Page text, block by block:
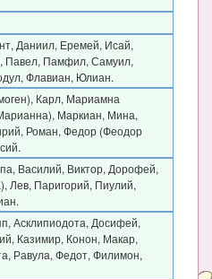
Даниил, Еремей, Исай,
Павел, Памфил, Самуил,
Флавиан, Юлиан.
Карл, Мариамна
Маркиан, Мина,
Роман, Федор (Феодор
Василий, Виктор, Дорофей,
Лев, Паригорий, Пиулий,
Асклипиодота, Досифей,
Казимир, Конон, Макар,
Равула, Федот, Филимон,